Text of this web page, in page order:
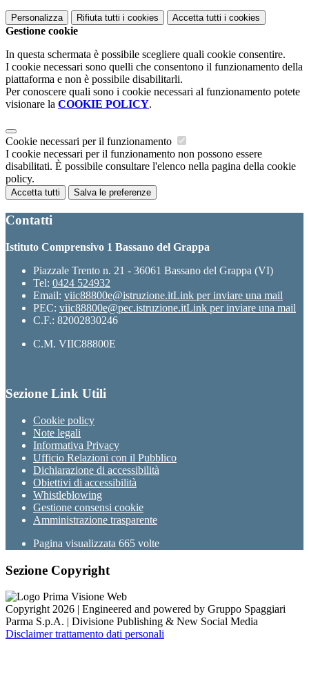
Personalizza Rifiuta tutti i cookies Accetta tutti i cookies
Gestione cookie
In questa schermata è possibile scegliere quali cookie consentire.
I cookie necessari sono quelli che consentono il funzionamento della
piattaforma e non è possibile disabilitarli.
Per conoscere quali sono i cookie necessari al funzionamento potete
visionare la COOKIE POLICY.
Cookie necessari per il funzionamento
I cookie necessari per il funzionamento non possono essere
disabilitati. È possibile consultare l'elenco nella pagina della cookie
policy.
Accetta tutti Salva le preferenze
Contatti
Istituto Comprensivo 1 Bassano del Grappa
Piazzale Trento n. 21 - 36061 Bassano del Grappa (VI)
Tel: 0424 524932
Email: viic88800e@istruzione.itLink per inviare una mail
PEC: viic88800e@pec.istruzione.itLink per inviare una mail
C.F.: 82002830246
C.M. VIIC88800E
Sezione Link Utili
Cookie policy
Note legali
Informativa Privacy
Ufficio Relazioni con il Pubblico
Dichiarazione di accessibilità
Obiettivi di accessibilità
Whistleblowing
Gestione consensi cookie
Amministrazione trasparente
Pagina visualizzata 665 volte
Sezione Copyright
Copyright 2026 | Engineered and powered by Gruppo Spaggiari
Parma S.p.A. | Divisione Publishing & New Social Media
Disclaimer trattamento dati personali